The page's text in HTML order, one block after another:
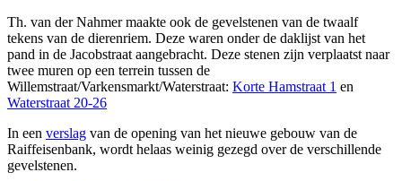
Th. van der Nahmer maakte ook de gevelstenen van de twaalf
tekens van de dierenriem. Deze waren onder de daklijst van het
pand in de Jacobstraat aangebracht. Deze stenen zijn verplaatst naar
twee muren op een terrein tussen de
Willemstraat/Varkensmarkt/Waterstraat: Korte Hamstraat 1 en
Waterstraat 20-26
In een verslag van de opening van het nieuwe gebouw van de
Raiffeisenbank, wordt helaas weinig gezegd over de verschillende
gevelstenen.